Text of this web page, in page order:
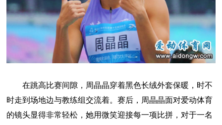
在跳高比赛间隙，周晶晶穿着黑色长绒外套保暖，时不
时走到场地边与教练组交流着。赛后，周晶晶面对爱动体育
的镜头显得非常轻松，她用微笑迎接每一项比拼，对于一名